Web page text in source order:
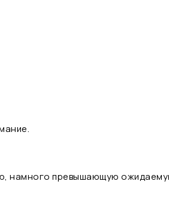
намного превышающую